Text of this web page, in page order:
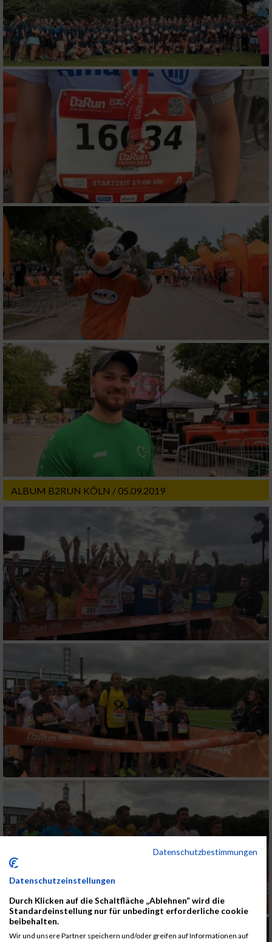
ALBUM B2RUN KÖLN / 05.09.2019
Datenschutzbestimmungen
Datenschutzeinstellungen
Durch Klicken auf die Schaltfläche „Ablehnen“ wird die
Standardeinstellung nur für unbedingt erforderliche cookie
beibehalten.
Wir und unsere Partner speichern und/oder greifen auf Informationen auf